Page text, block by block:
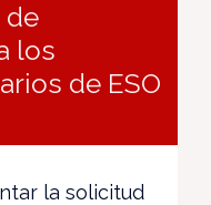
de
los
de ESO
la solicitud